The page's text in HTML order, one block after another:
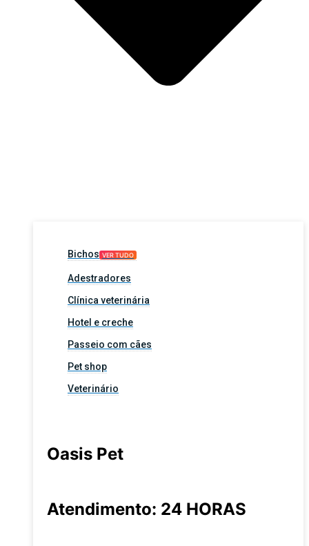
Bichos VER TUDO
Adestradores
Clínica veterinária
Hotel e creche
Passeio com cães
Pet shop
Veterinário
Oasis Pet
Atendimento: 24 HORAS